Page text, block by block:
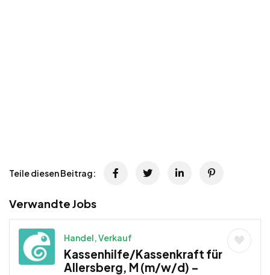
Teile diesen Beitrag:
Verwandte Jobs
Handel, Verkauf
Kassenhilfe/Kassenkraft für
Allersberg, M (m/w/d) –